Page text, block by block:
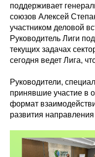
поддерживает
союзов Алексей
участником деловой
Руководитель Лиги
текущих задачах
сегодня ведет Лига,
Руководители,
принявшие участие в
формат
развития